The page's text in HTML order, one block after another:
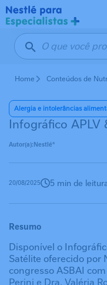
Pular para o conteúdo
Home Conteúdos de Nutrição em Pediatria
Alergia e intolerâncias
Infográfico APLV
Autor(a):Nestlé®
20/08/2025 5 min de
Resumo
Disponível o
Satélite oferecido por
congresso ASBAI
Perini e Dra. Valéria